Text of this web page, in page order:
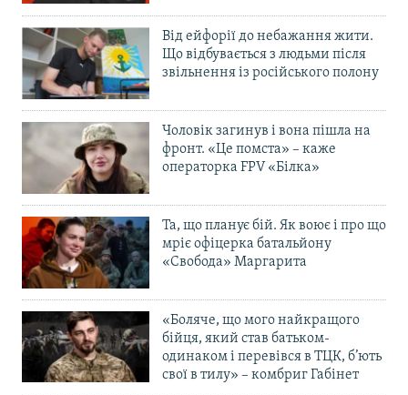
Від ейфорії до небажання жити.
Що відбувається з людьми після
звільнення із російського полону
Чоловік загинув і вона пішла на
фронт. «Це помста» – каже
операторка FPV «Білка»
Та, що планує бій. Як воює і про що
мріє офіцерка батальйону
«Свобода» Маргарита
«Боляче, що мого найкращого
бійця, який став батьком-
одинаком і перевівся в ТЦК, б’ють
свої в тилу» – комбриг Габінет